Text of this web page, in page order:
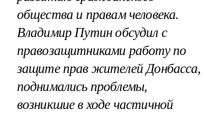
общества и правам человека.
Владимир Путин обсудил с
правозащитниками работу по
защите прав жителей Донбасса,
поднимались проблемы,
возникшие в ходе частичной